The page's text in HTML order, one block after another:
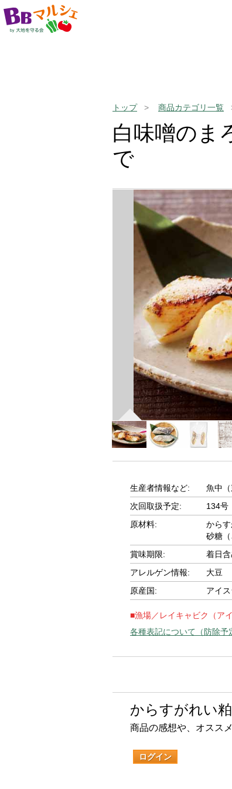
トップ 商品カテゴリ一覧
白味噌のま
で
生産者情報など:
魚中（
次回取扱予定:
134号
原材料:
から
砂糖
賞味期限:
着日
アレルゲン情報:
大豆
原産国:
アイ
■漁場／レイキャビク（ア
各種表記について（防除予
からすがれい
商品の感想や、オスス
ログイン